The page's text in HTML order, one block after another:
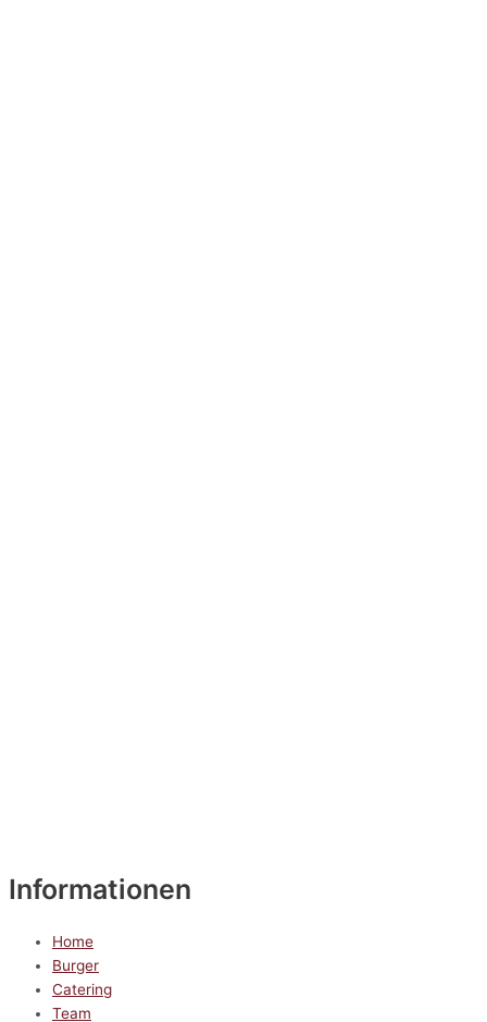
Informationen
Home
Burger
Catering
Team